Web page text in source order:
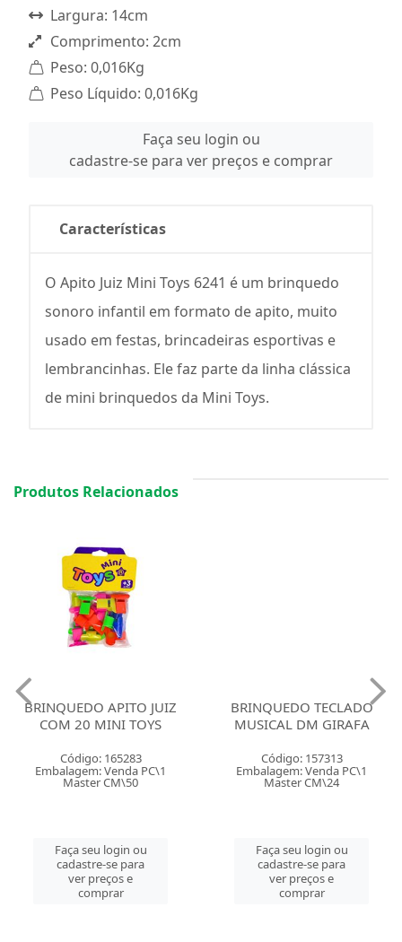
Largura: 14cm
Comprimento: 2cm
Peso: 0,016Kg
Peso Líquido: 0,016Kg
Faça seu login ou
cadastre-se para ver preços e comprar
Características
O Apito Juiz Mini Toys 6241 é um brinquedo
sonoro infantil em formato de apito, muito
usado em festas, brincadeiras esportivas e
lembrancinhas. Ele faz parte da linha clássica
de mini brinquedos da Mini Toys.
Produtos Relacionados
BRINQUEDO APITO JUIZ
COM 20 MINI TOYS
Código: 165283
Embalagem: Venda PC\1
Master CM\50
Faça seu login ou
cadastre-se para
ver preços e
comprar
BRINQUEDO TECLADO
MUSICAL DM GIRAFA
Código: 157313
Embalagem: Venda PC\1
Master CM\24
Faça seu login ou
cadastre-se para
ver preços e
comprar